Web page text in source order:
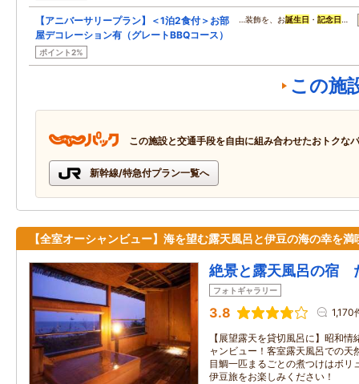
【アニバーサリープラン】＜1泊2食付＞お部
屋デコレーション有（グレートBBQコース）
ポイント2%
…装飾を、お誕生日 ・ 記念日 …
この施
この施設と交通手段を自由に組み合わせたおトクな
新幹線/特急付プラン一覧へ
【全室オーシャンビュー】海を望む露天風呂と伊豆の海の幸を満
絶景と露天風呂の宿
フォトギャラリー
3.8 1,170
【展望露天を貸切風呂に】昭和
ャンビュー！客室露天風呂での天
目鯛一匹まるごとの煮つけはボリ
伊豆旅をお楽しみください！